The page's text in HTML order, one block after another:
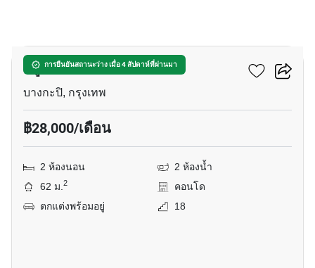
การยืนยันสถานะว่าง เมื่อ 4 สัปดาห์ที่ผ่านมา
ทรู ทองหล่อ
บางกะปิ, กรุงเทพ
฿28,000/เดือน
2 ห้องนอน
2 ห้องน้ำ
62 ม.2
คอนโด
ตกแต่งพร้อมอยู่
18